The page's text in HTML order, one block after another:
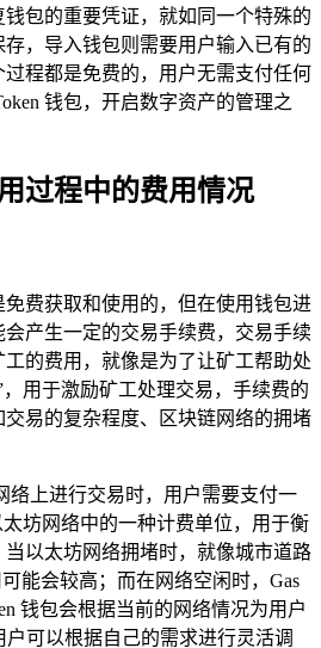
包的重要凭证，就如同一个特殊的
，导入钱包则需要用户输入已有的
程都是免费的，用户无需支付任何
钱包，开启数字资产的管理之
过程中的费用情况
免费获取和使用的，但在使用钱包进
产生一定的交易手续费，交易手续
的费用，就像是为了让矿工帮助处
用于激励矿工处理交易，手续费的
易的复杂程度、区块链网络的拥堵
络上进行交易时，用户需要支付一
太坊网络中的一种计费单位，用于衡
以太坊网络拥堵时，就像城市道路
能会较高；而在网络空闲时，Gas
钱包会根据当前的网络情况为用户
户可以根据自己的需求进行灵活调